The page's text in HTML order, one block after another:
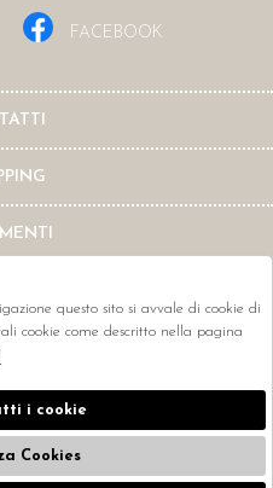
FACEBOOK
questo sito si avvale di cookie di
cookie come descritto nella pagina
i cookie
Cookies